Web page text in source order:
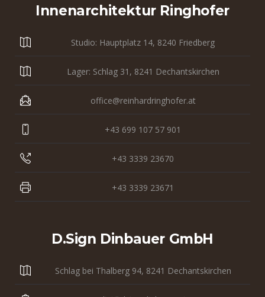
Innenarchitektur Ringhofer
Studio: Hauptplatz 14, 8240 Friedberg
Lager: Schlag 31, 8241 Dechantskirchen
office@reinhardringhofer.at
+43 699 107 57 901
+43 3339 23670
+43 3339 23671
D.sign Dinbauer GmbH
Schlag bei Thalberg 94, 8241 Dechantskirchen